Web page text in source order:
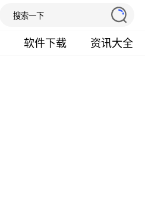
软件下载 资讯大全